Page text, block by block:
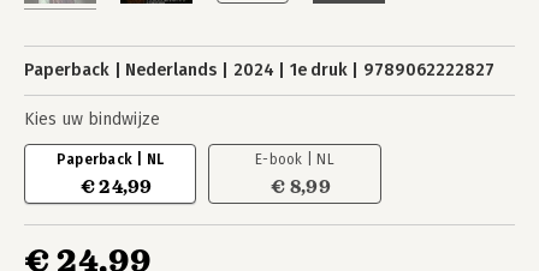
Paperback Nederlands 2024 1e druk 9789062222827
Kies uw bindwijze
Paperback | NL
€ 24,99
E-book | NL
€ 8,99
€ 24,99